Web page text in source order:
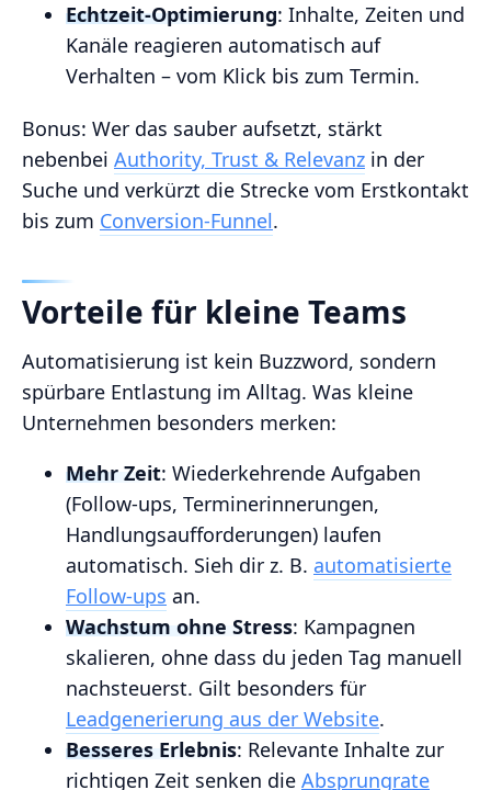
Echtzeit‑Optimierung: Inhalte, Zeiten und
Kanäle reagieren automatisch auf
Verhalten – vom Klick bis zum Termin.
Bonus: Wer das sauber aufsetzt, stärkt
nebenbei Authority, Trust & Relevanz in der
Suche und verkürzt die Strecke vom Erstkontakt
bis zum Conversion‑Funnel.
Vorteile für kleine Teams
Automatisierung ist kein Buzzword, sondern
spürbare Entlastung im Alltag. Was kleine
Unternehmen besonders merken:
Mehr Zeit: Wiederkehrende Aufgaben
(Follow‑ups, Terminerinnerungen,
Handlungsaufforderungen) laufen
automatisch. Sieh dir z. B. automatisierte
Follow‑ups an.
Wachstum ohne Stress: Kampagnen
skalieren, ohne dass du jeden Tag manuell
nachsteuerst. Gilt besonders für
Leadgenerierung aus der Website.
Besseres Erlebnis: Relevante Inhalte zur
richtigen Zeit senken die Absprungrate